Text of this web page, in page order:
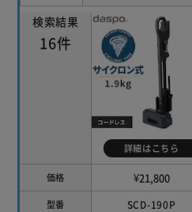
価格
型番
詳細はこちら
¥21,800
SCD-190P
検索結果
16件